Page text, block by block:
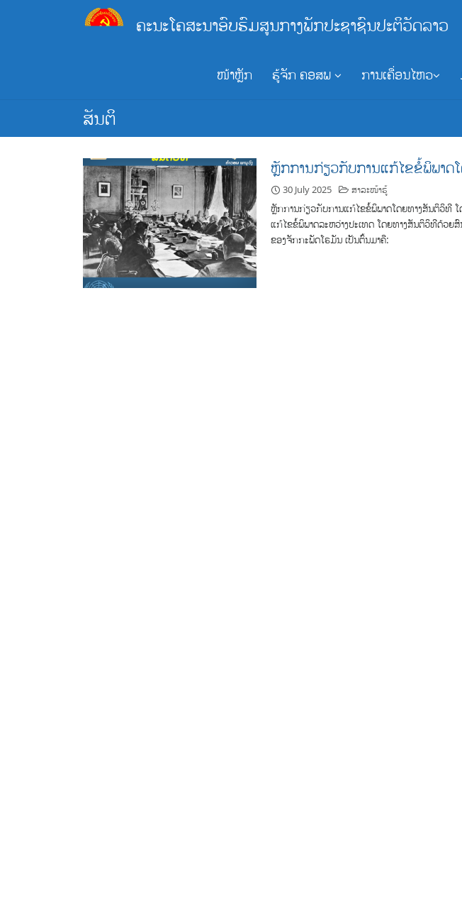
ຄະນະໂຄສະນາອົບຮົມສູນກາງພັກປະຊາຊົນປະຕິວັດລາວ
ໜ້າຫຼັກ ຮູ້ຈັກ ຄອສພ ການເຄື່ອນໄຫວ
ສັນຕິ
ຫຼັກການກ່ຽວກັບການແກ້ໄຂຂໍ້ພິພາດ
30 July 2025 ສາລະໜ້າຮູ້
ຫຼັກການກ່ຽວກັບການແກ້ໄຂຂໍ້ພິພາດໂດຍທາງສັນຕິວິທີ
ແກ້ໄຂຂໍ້ພິພາດລະຫວ່າງປະເທດ ໂດຍທາງສັນຕິວິທີດ້ວຍ
ຂອງຈັກກະພັດໂຣມັນ ເປັນຕົ້ນມາຄື: